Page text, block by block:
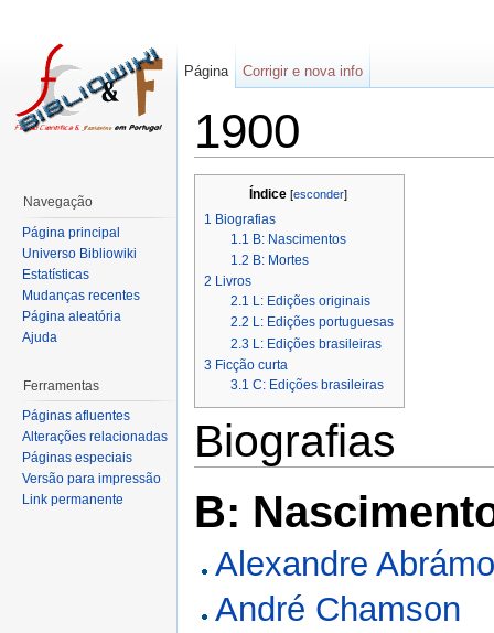
1900
Índice[esconder]
1 Biografias
1.1 B: Nascimentos
1.2 B: Mortes
2 Livros
2.1 L: Edições originais
2.2 L: Edições portuguesas
2.3 L: Edições brasileiras
3 Ficção curta
3.1 C: Edições brasileiras
Biografias
B:
Alexandre
André Chamson
Página Corrigir e nova info
Navegação
Página principal
Universo Bibliowiki
Estatísticas
Mudanças recentes
Página aleatória
Ajuda
Ferramentas
Páginas afluentes
Alterações relacionadas
Páginas especiais
Versão para impressão
Link permanente